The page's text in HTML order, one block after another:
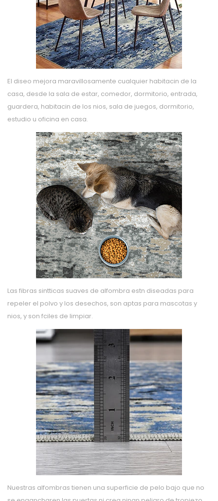
El diseo mejora maravillosamente cualquier habitacin de la
casa, desde la sala de estar, comedor, dormitorio, entrada,
guardera, habitacin de los nios, sala de juegos, dormitorio,
estudio u oficina en casa.
Las fibras sintticas suaves de alfombra estn diseadas para
repeler el polvo y los desechos, son aptas para mascotas y
nios, y son fciles de limpiar.
Nuestras alfombras tienen una superficie de pelo bajo que no